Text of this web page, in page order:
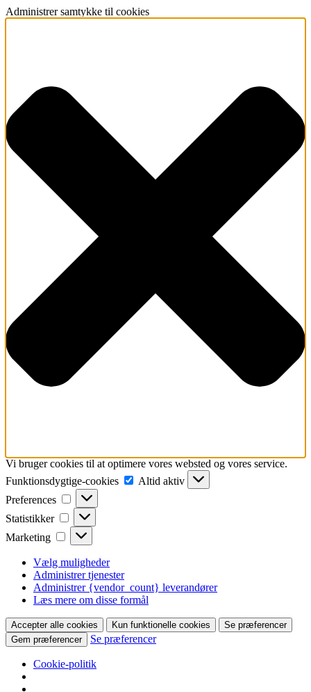
Administrer samtykke til cookies
Vi bruger cookies til at optimere vores websted og vores service.
Funktionsdygtige-cookies
Funktionsdygtige-
cookies
Altid aktiv
Preferences
Preferences
Statistikker Statistikker
Marketing Marketing
Vælg muligheder
Administrer tjenester
Administrer {vendor_count} leverandører
Læs mere om disse formål
Accepter alle cookies Kun funktionelle cookies
Se præferencer
Gem præferencer
Se præferencer
Cookie-politik